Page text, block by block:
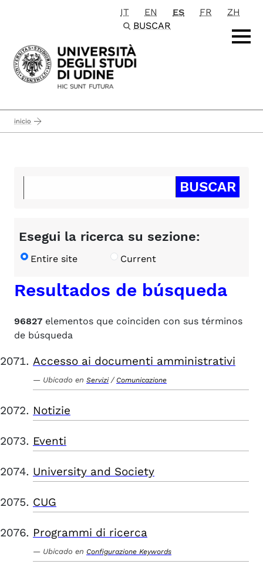
Passa al contenuto principale
IT EN ES FR
ZH
BUSCAR
inicio
Esegui la ricerca su sezione:
Entire site Current
Resultados de búsqueda
96827 elementos que coinciden con sus términos
de búsqueda
Accesso ai documenti amministrativi
Ubicado en Servizi / Comunicazione
Notizie
Eventi
University and Society
CUG
Programmi di ricerca
Ubicado en Configurazione Keywords